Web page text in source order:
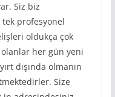
Siz biz
tek profesyonel
oldukça çok
olanlar her gün yeni
dışında olmanın
Size